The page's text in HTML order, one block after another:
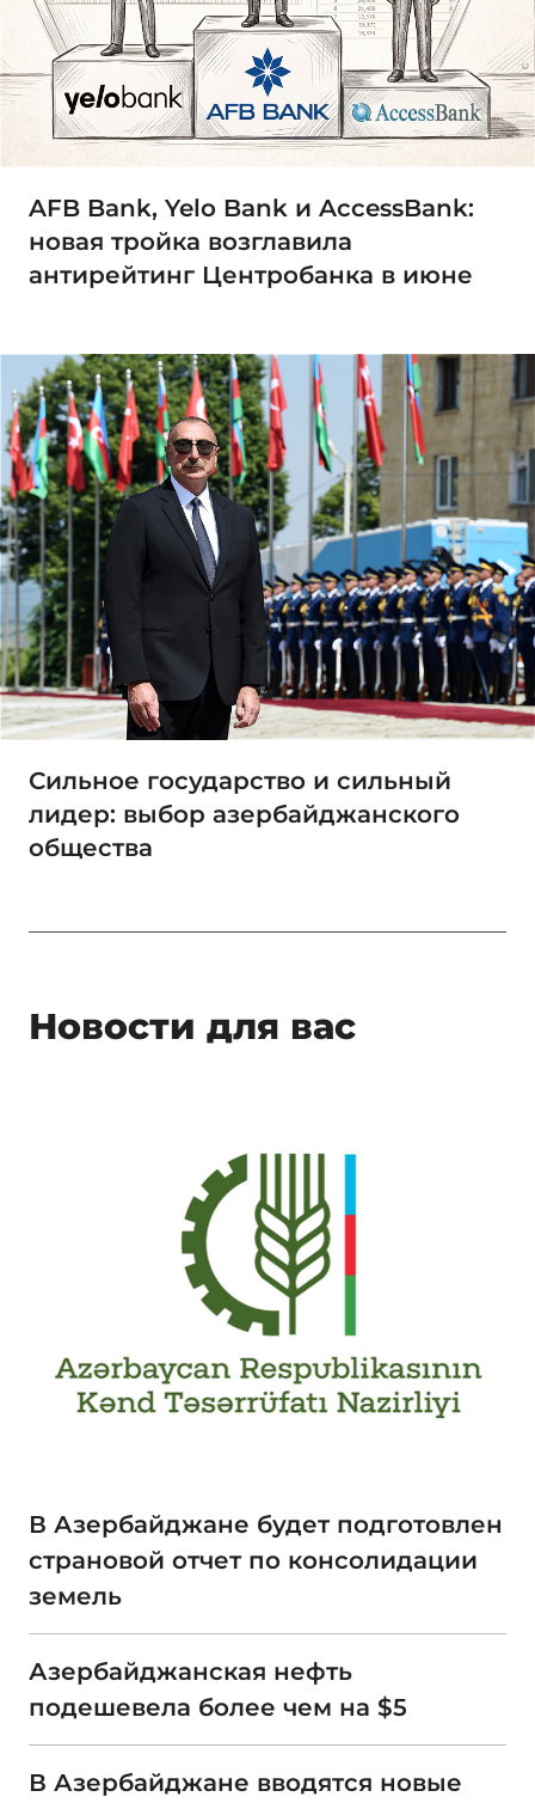
AFB Bank, Yelo Bank и AccessBank:
новая тройка возглавила
антирейтинг Центробанка в июне
Сильное государство и сильный
лидер: выбор азербайджанского
общества
Новости для вас
В Азербайджане будет подготовлен
страновой отчет по консолидации
земель
Азербайджанская нефть
подешевела более чем на $5
В Азербайджане вводятся новые